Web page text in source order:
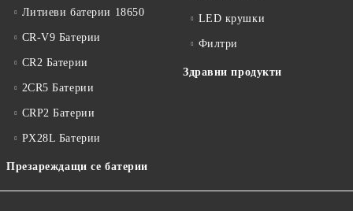
Литиеви батерии 18650
CR-V9 Батерии
CR2 Батерии
2CR5 Батерии
CRP2 Батерии
PX28L Батерии
Презареждащи се батерии
LED крушки
Филтри
Здравни продукти